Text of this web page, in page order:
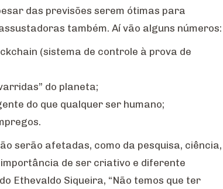
das previsões serem ótimas para
também. Aí vão alguns números:
(sistema de controle à prova de
do planeta;
do que qualquer ser humano;
serão afetadas, como da pesquisa, ciência,
de ser criativo e diferente
Ethevaldo Siqueira, “Não temos que ter